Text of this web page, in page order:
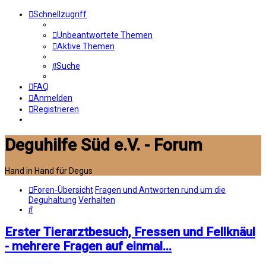
Schnellzugriff
Unbeantwortete Themen
Aktive Themen
Suche
FAQ
Anmelden
Registrieren
Deguhilfe Süd e.V. - Forum
Hand in Hand für Degus
Foren-ÜbersichtFragen und Antworten rund um die
Deguhaltung Verhalten
Suche
Erster Tierarztbesuch, Fressen und Fellknäul
- mehrere Fragen auf einmal...